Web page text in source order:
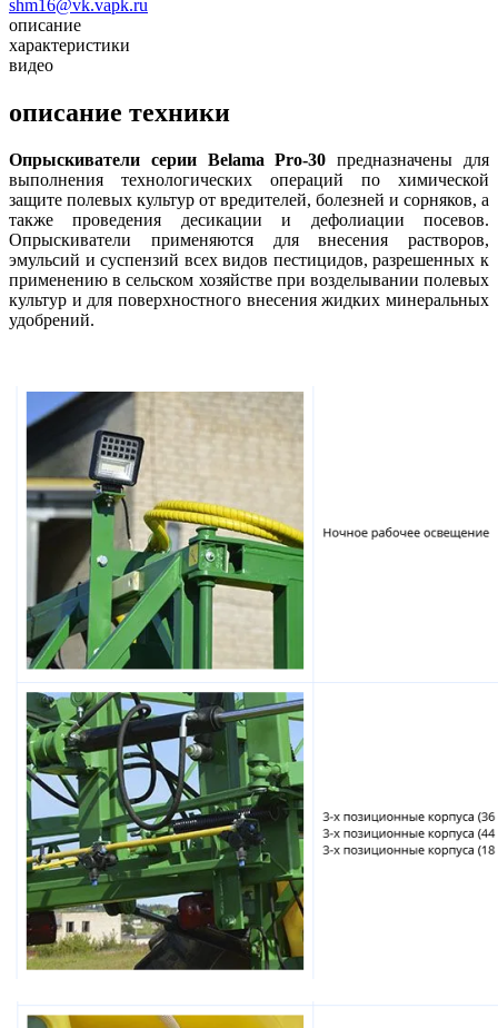
shm16@vk.vapk.ru
описание
характеристики
видео
описание техники
Опрыскиватели серии Belama Pro-30 предназначены для
выполнения технологических операций по химической
защите полевых культур от вредителей, болезней и сорняков, а
также проведения десикации и дефолиации посевов.
Опрыскиватели применяются для внесения растворов,
эмульсий и суспензий всех видов пестицидов, разрешенных к
применению в сельском хозяйстве при возделывании полевых
культур и для поверхностного внесения жидких минеральных
удобрений.